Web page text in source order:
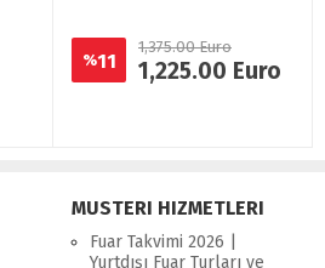
%11
1,375.00 Euro
1,225.00 Euro
MUSTERI HIZMETLERI
Fuar Takvimi 2026 |
Yurtdışı Fuar Turları ve